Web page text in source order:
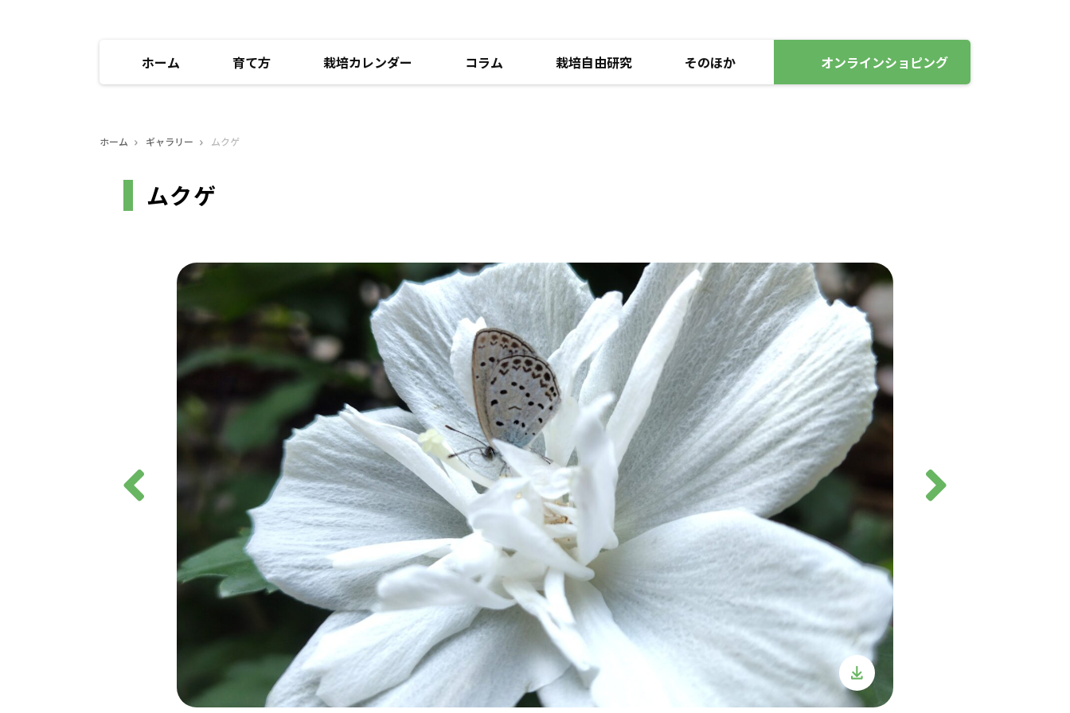
ホーム 育て方 栽培カレンダー コラム 栽培自由研究 そのほか オンラインショピング
ホーム ギャラリー ムクゲ
ムクゲ